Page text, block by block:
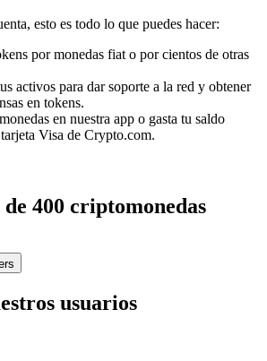
esto es todo lo que puedes hacer:
por monedas fiat o por cientos de otras
activos para dar soporte a la red y obtener
en tokens.
en nuestra app o gasta tu saldo
Visa de Crypto.com.
400 criptomonedas
usuarios